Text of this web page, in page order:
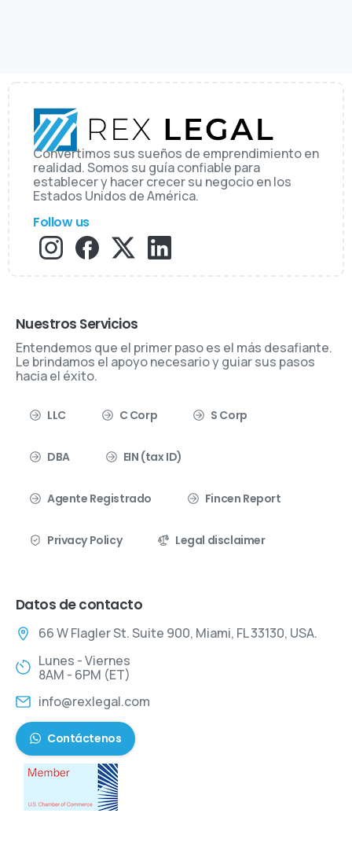
Convertimos sus sueños de emprendimiento en
realidad. Somos su guía confiable para
establecer y hacer crecer su negocio en los
Estados Unidos de América.
Follow us
Nuestros Servicios
Entendemos que el primer paso es el más desafiante.
Le brindamos el apoyo necesario y guiar sus pasos
hacia el éxito.
LLC C Corp S Corp
DBA EIN (tax ID)
Agente Registrado Fincen Report
Privacy Policy Legal disclaimer
Datos de contacto
66 W Flagler St. Suite 900, Miami, FL 33130, USA.
Lunes - Viernes
8AM - 6PM (ET)
info@rexlegal.com
Contáctenos